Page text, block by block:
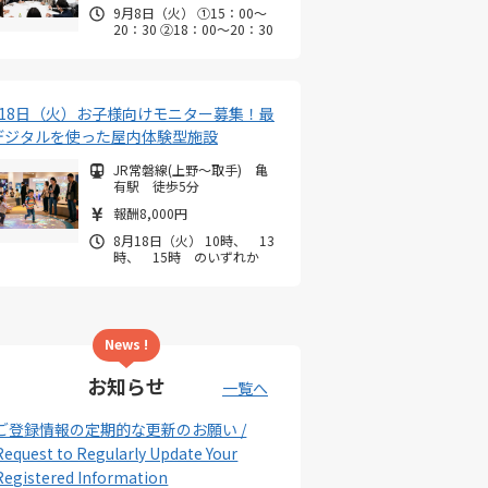
9月8日（火） ①15：00～
20：30 ②18：00～20：30
日（火）お子様向けモニター募集！最
ジタルを使った屋内体験型施設
JR常磐線(上野～取手) 亀
有駅 徒歩5分
報酬8,000円
8月18日（火） 10時、 13
時、 15時 のいずれか
News !
お知らせ
一覧へ
登録情報の定期的な更新のお願い /
to Regularly Update Your
Information